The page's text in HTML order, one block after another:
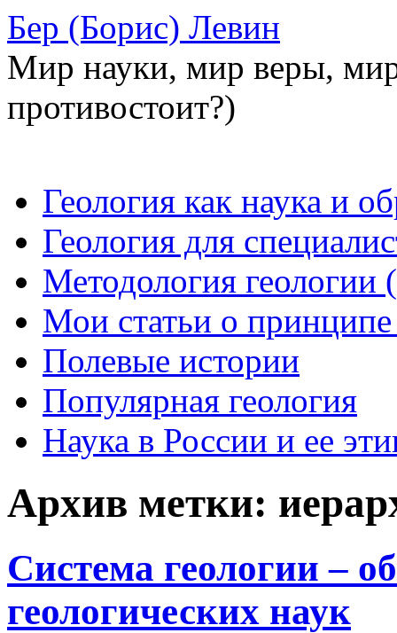
Бер (Борис) Левин
Мир науки, мир веры,
противостоит?)
Перейти
содержимому
Геология как наука и
Геология для
Методология геологии
Мои статьи о
Полевые истории
Популярная геология
Наука в России и ее
Архив метки:
Система геологии –
геологических наук